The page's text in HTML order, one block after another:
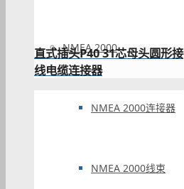
NMEA 2000
NMEA 2000连接器
NMEA 2000线束
直式插头P40 31芯母头圆形接
线电缆连接器